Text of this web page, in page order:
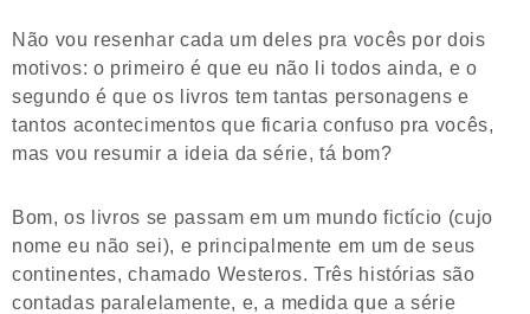
Não vou resenhar cada um deles pra vocês por dois
motivos: o primeiro é que eu não li todos ainda, e o
segundo é que os livros tem tantas personagens e
tantos acontecimentos que ficaria confuso pra vocês,
mas vou resumir a ideia da série, tá bom?
Bom, os livros se passam em um mundo fictício (cujo
nome eu não sei), e principalmente em um de seus
continentes, chamado Westeros. Três histórias são
contadas paralelamente, e, a medida que a série